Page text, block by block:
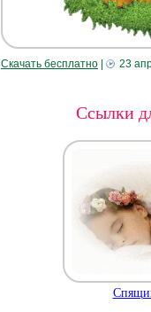
Скачать бесплатно 23
Ссылки